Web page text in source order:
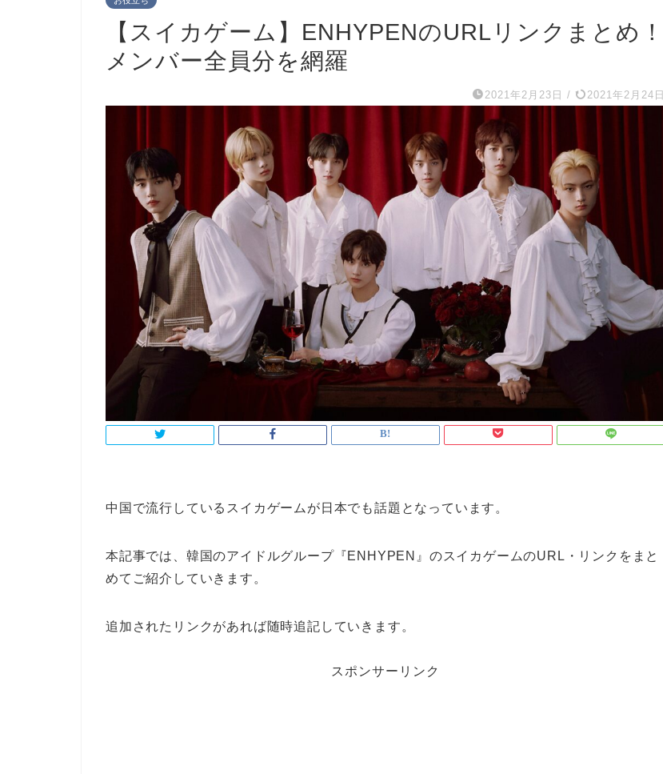
【スイカゲーム】ENHYPENのURLリンクまとめ！
メンバー全員分を網羅
2021年2月23日 / 2021年2月24日
中国で流行しているスイカゲームが日本でも話題となっています。
本記事では、韓国のアイドルグループ『ENHYPEN』のスイカゲームのURL・リンクをまと
めてご紹介していきます。
追加されたリンクがあれば随時追記していきます。
スポンサーリンク